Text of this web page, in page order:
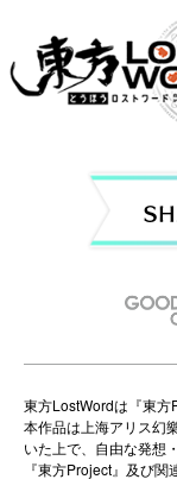
a
v
o
n
東方LostWordは『東方
本作品は上海アリス幻
いた上で、自由な発想
『東方Project』及び関